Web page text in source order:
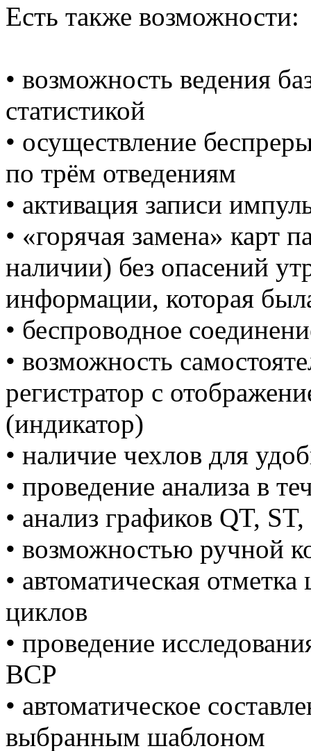
Есть также возможности:
• возможность ведения
статистикой
• осуществление
по трём отведениям
• активация записи
• «горячая замена» карт
наличии) без опасений
информации, которая
• беспроводное
• возможность
регистратор с
(индикатор)
• наличие чехлов для
• проведение анализа в
• анализ графиков QT,
• возможностью ручной
• автоматическая
циклов
• проведение
ВСР
• автоматическое
выбранным шаблоном